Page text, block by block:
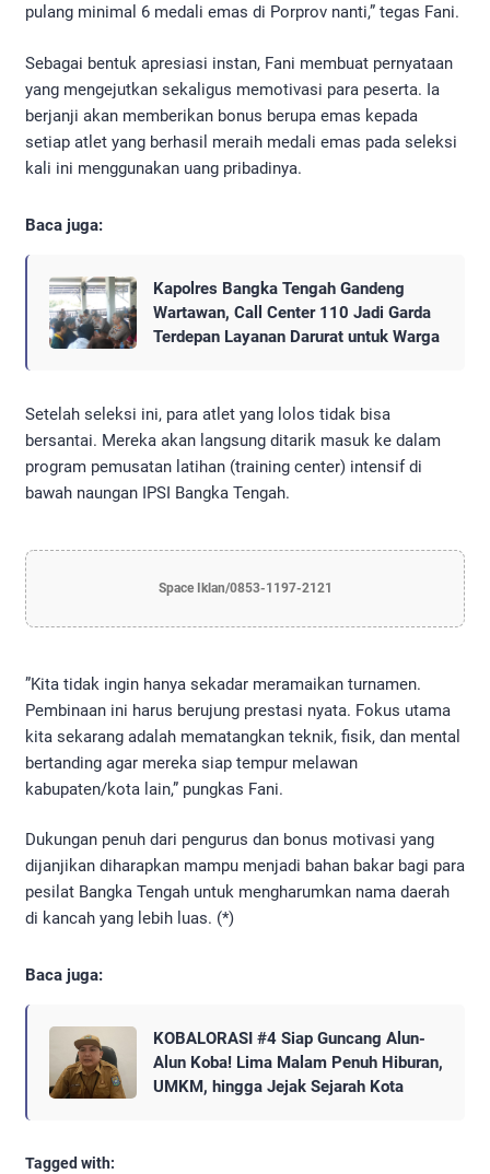
pulang minimal 6 medali emas di Porprov nanti,” tegas Fani.
​Sebagai bentuk apresiasi instan, Fani membuat pernyataan
yang mengejutkan sekaligus memotivasi para peserta. Ia
berjanji akan memberikan bonus berupa emas kepada
setiap atlet yang berhasil meraih medali emas pada seleksi
kali ini menggunakan uang pribadinya.
Baca juga:
Kapolres Bangka Tengah Gandeng
Wartawan, Call Center 110 Jadi Garda
Terdepan Layanan Darurat untuk Warga
​Setelah seleksi ini, para atlet yang lolos tidak bisa
bersantai. Mereka akan langsung ditarik masuk ke dalam
program pemusatan latihan (training center) intensif di
bawah naungan IPSI Bangka Tengah.
Space Iklan/0853-1197-2121
​”Kita tidak ingin hanya sekadar meramaikan turnamen.
Pembinaan ini harus berujung prestasi nyata. Fokus utama
kita sekarang adalah mematangkan teknik, fisik, dan mental
bertanding agar mereka siap tempur melawan
kabupaten/kota lain,” pungkas Fani.
​Dukungan penuh dari pengurus dan bonus motivasi yang
dijanjikan diharapkan mampu menjadi bahan bakar bagi para
pesilat Bangka Tengah untuk mengharumkan nama daerah
di kancah yang lebih luas. (*)
Baca juga:
KOBALORASI #4 Siap Guncang Alun-
Alun Koba! Lima Malam Penuh Hiburan,
UMKM, hingga Jejak Sejarah Kota
Tagged with: